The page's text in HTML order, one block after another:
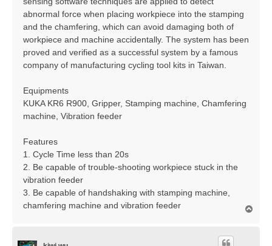
abnormal force when placing workpiece into the stamping
and the chamfering, which can avoid damaging both of
workpiece and machine accidentally. The system has been
proved and verified as a successful system by a famous
company of manufacturing cycling tool kits in Taiwan.
Equipments
KUKA KR6 R900, Gripper, Stamping machine, Chamfering
machine, Vibration feeder
Features
1. Cycle Time less than 20s
2. Be capable of trouble-shooting workpiece stuck in the
vibration feeder
3. Be capable of handshaking with stamping machine,
chamfering machine and vibration feeder